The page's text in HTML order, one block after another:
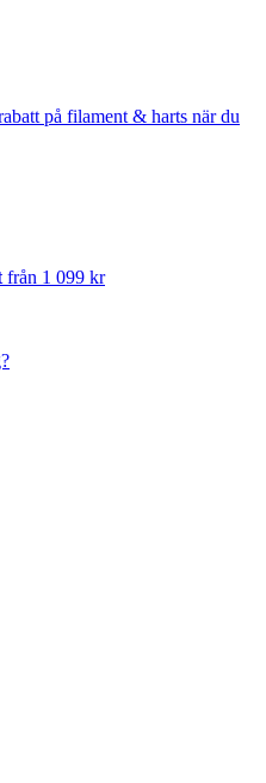
på filament & harts när du
från 1 099 kr